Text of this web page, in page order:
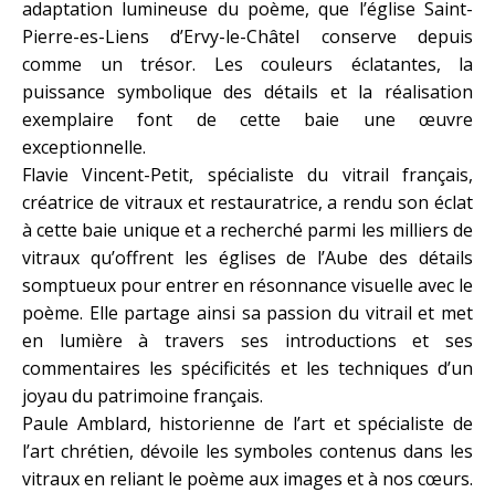
adaptation lumineuse du poème, que l’église Saint-
Pierre-es-Liens d’Ervy-le-Châtel conserve depuis
comme un trésor. Les couleurs éclatantes, la
puissance symbolique des détails et la réalisation
exemplaire font de cette baie une œuvre
exceptionnelle.
Flavie Vincent-Petit, spécialiste du vitrail français,
créatrice de vitraux et restauratrice, a rendu son éclat
à cette baie unique et a recherché parmi les milliers de
vitraux qu’offrent les églises de l’Aube des détails
somptueux pour entrer en résonnance visuelle avec le
poème. Elle partage ainsi sa passion du vitrail et met
en lumière à travers ses introductions et ses
commentaires les spécificités et les techniques d’un
joyau du patrimoine français.
Paule Amblard, historienne de l’art et spécialiste de
l’art chrétien, dévoile les symboles contenus dans les
vitraux en reliant le poème aux images et à nos cœurs.